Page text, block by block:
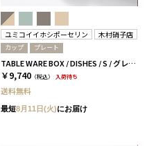
ユミコイイホシポーセリン 木村硝子店
カップ プレート
TABLE WARE BOX / DISHES / S / グレー＆ベージュ［イイホシユミコ×木村硝子店］
￥9,740 （税込） 入荷待ち
送料無料
最短8月11日(火)にお届け